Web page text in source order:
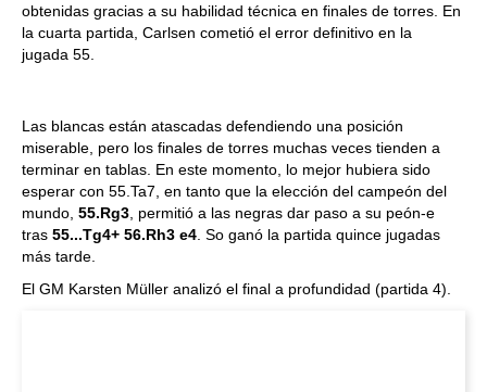
obtenidas gracias a su habilidad técnica en finales de torres. En
la cuarta partida, Carlsen cometió el error definitivo en la
jugada 55.
Las blancas están atascadas defendiendo una posición
miserable, pero los finales de torres muchas veces tienden a
terminar en tablas. En este momento, lo mejor hubiera sido
esperar con 55.Ta7, en tanto que la elección del campeón del
mundo, 55.Rg3 , permitió a las negras dar paso a su peón-e
tras 55...Tg4+ 56.Rh3 e4 . So ganó la partida quince jugadas
más tarde.
El GM Karsten Müller analizó el final a profundidad (partida 4).